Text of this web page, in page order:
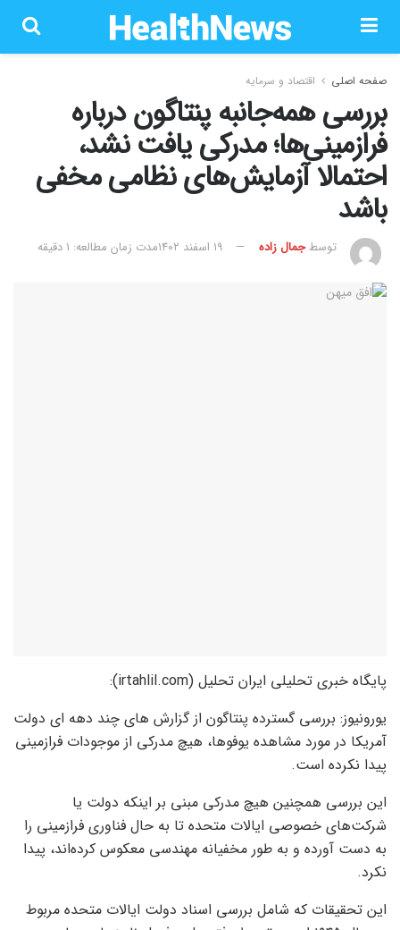
صفحه اصلی اقتصاد و سرمایه
بررسی همه‌جانبه پنتاگون درباره
فرازمینی‌ها؛ مدرکی یافت نشد،
احتمالا آزمایش‌های نظامی مخفی
باشد
توسطجمال زاده ۱۹ اسفند ۱۴۰۲ مدت زمان مطالعه: 1 دقیقه
پایگاه خبری تحلیلی ایران تحلیل (irtahlil.com):
یورونیوز: بررسی گسترده پنتاگون از گزارش های چند دهه ای دولت
آمریکا در مورد مشاهده یوفوها، هیچ مدرکی از موجودات فرازمینی
پیدا نکرده است.
این بررسی همچنین هیچ مدرکی مبنی بر اینکه دولت یا
شرکت‌های خصوصی ایالات متحده تا به حال فناوری فرازمینی را
به دست آورده و به طور مخفیانه مهندسی معکوس کرده‌اند، پیدا
نکرد.
این تحقیقات که شامل بررسی اسناد دولت ایالات متحده مربوط